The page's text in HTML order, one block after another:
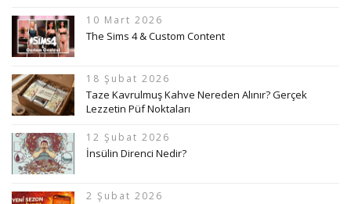
10 Mart 2026
The Sims 4 & Custom Content
18 Şubat 2026
Taze Kavrulmuş Kahve Nereden Alınır? Gerçek
Lezzetin Püf Noktaları
12 Şubat 2026
İnsülin Direnci Nedir?
2 Şubat 2026